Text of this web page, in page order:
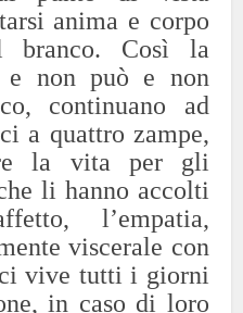
anima e corpo
Così la
e non può e non
continuano ad
a quattro zampe,
la vita per gli
li hanno accolti
l’empatia,
viscerale con
vive tutti i giorni
in caso di loro